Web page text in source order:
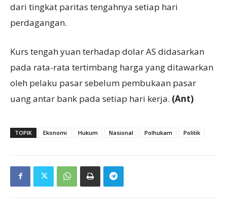
dari tingkat paritas tengahnya setiap hari
perdagangan.
Kurs tengah yuan terhadap dolar AS didasarkan
pada rata-rata tertimbang harga yang ditawarkan
oleh pelaku pasar sebelum pembukaan pasar
uang antar bank pada setiap hari kerja. (Ant)
TOPIK Ekonomi Hukum Nasional Polhukam Politik